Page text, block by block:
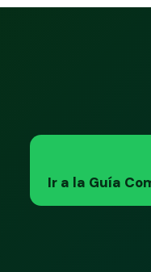
Ir a la Guía